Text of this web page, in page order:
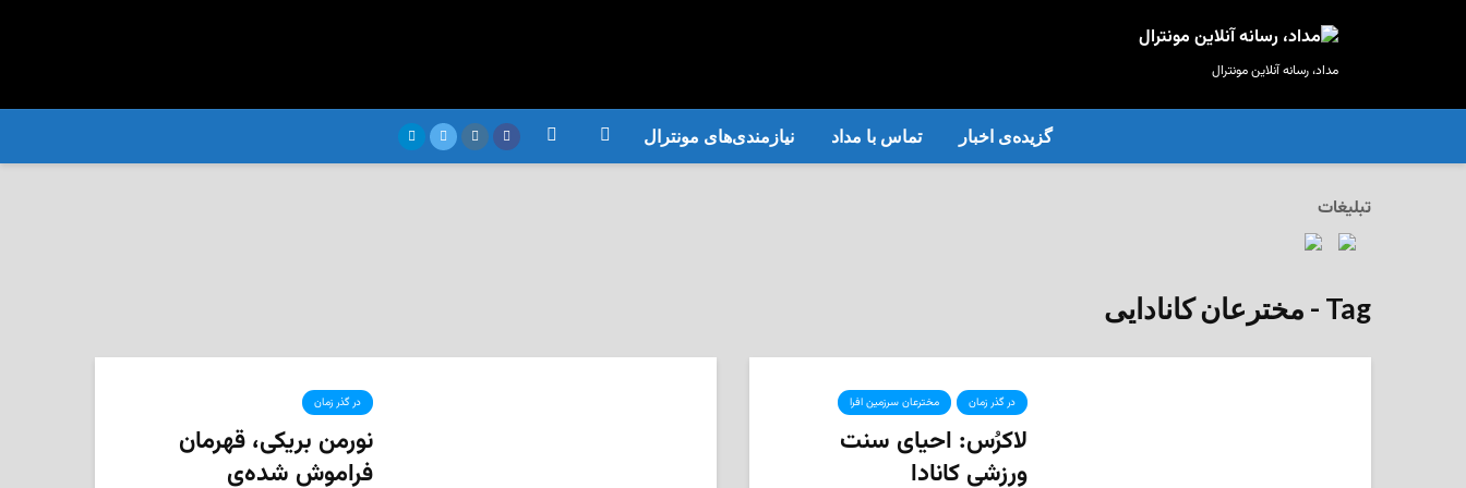
مداد، رسانه آنلاین مونترال
گزیده‌ی‌ اخبار تماس با مداد نیازمندی‌های مونترال
تبلیغات
Tag - مخترعان کانادایی
در گذر زمان مخترعان سرزمین افرا
لاکرُس: احیای سنت
ورزشی کانادا
در گذر زمان
نورمن بریکی، قهرمان
فراموش‌ شده‌ی